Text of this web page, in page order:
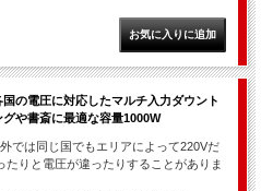
国の電圧に対応したマルチ入力ダウント
や書斎に最適な容量1000W
では同じ国でもエリアによって220Vだ
たりと電圧が違ったりすることがありま